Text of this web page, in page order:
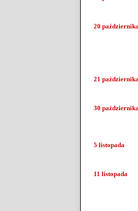
20
21
30
5 listopada
11 listopada